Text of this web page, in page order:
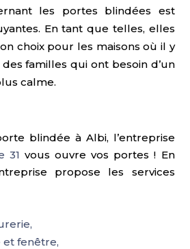
les portes blindées est
En tant que telles, elles
choix pour les maisons où il y
familles qui ont besoin d’un
calme.
blindée à Albi, l’entreprise
31 vous ouvre vos portes ! En
propose les services
fenêtre,